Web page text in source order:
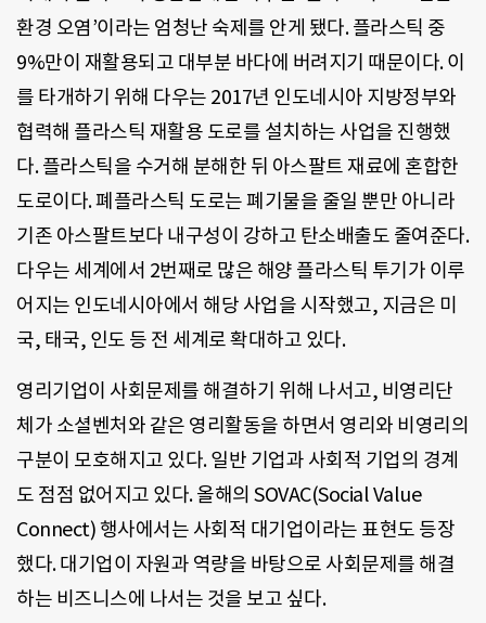
환경 오염’이라는 엄청난 숙제를 안게 됐다. 플라스틱 중
9%만이 재활용되고 대부분 바다에 버려지기 때문이다. 이
를 타개하기 위해 다우는 2017년 인도네시아 지방정부와
협력해 플라스틱 재활용 도로를 설치하는 사업을 진행했
다. 플라스틱을 수거해 분해한 뒤 아스팔트 재료에 혼합한
도로이다. 폐플라스틱 도로는 폐기물을 줄일 뿐만 아니라
기존 아스팔트보다 내구성이 강하고 탄소배출도 줄여준다.
다우는 세계에서 2번째로 많은 해양 플라스틱 투기가 이루
어지는 인도네시아에서 해당 사업을 시작했고, 지금은 미
국, 태국, 인도 등 전 세계로 확대하고 있다.
영리기업이 사회문제를 해결하기 위해 나서고, 비영리단
체가 소셜벤처와 같은 영리활동을 하면서 영리와 비영리의
구분이 모호해지고 있다. 일반 기업과 사회적 기업의 경계
도 점점 없어지고 있다. 올해의 SOVAC(Social Value
Connect) 행사에서는 사회적 대기업이라는 표현도 등장
했다. 대기업이 자원과 역량을 바탕으로 사회문제를 해결
하는 비즈니스에 나서는 것을 보고 싶다.